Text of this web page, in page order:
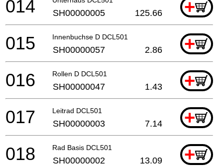
+
014 SH00000005 125.66
Innenbuchse D DCL501 +
015 SH00000057 2.86
Rollen D DCL501 +
016 SH00000047 1.43
Leitrad DCL501 +
017 SH00000003 7.14
Rad Basis DCL501 +
018 SH00000002 13.09